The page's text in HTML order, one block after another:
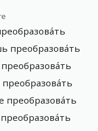
преобразова́ть
преобразова́ть
преобразова́ть
преобразова́ть
преобразова́ть